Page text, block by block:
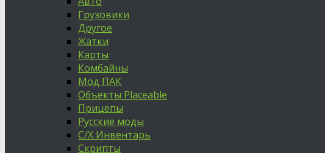
Грузовики
Другое
Жатки
Карты
Комбайны
Мод ПАК
Объекты Placeable
Прицепы
Русские моды
С/Х Инвентарь
Скрипты